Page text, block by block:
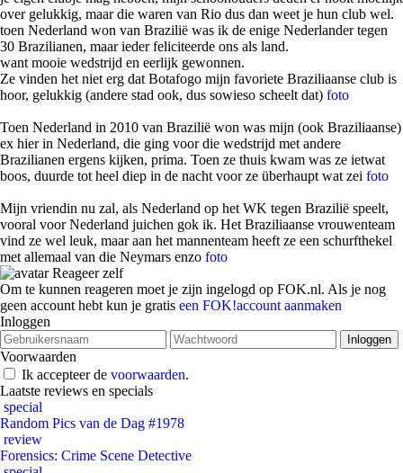
over gelukkig, maar die waren van Rio dus dan weet je hun club wel.
toen Nederland won van Brazilië was ik de enige Nederlander tegen
30 Brazilianen, maar ieder feliciteerde ons als land.
want mooie wedstrijd en eerlijk gewonnen.
Ze vinden het niet erg dat Botafogo mijn favoriete Braziliaanse club is
hoor, gelukkig (andere stad ook, dus sowieso scheelt dat) foto
Toen Nederland in 2010 van Brazilië won was mijn (ook Braziliaanse)
ex hier in Nederland, die ging voor die wedstrijd met andere
Brazilianen ergens kijken, prima. Toen ze thuis kwam was ze ietwat
boos, duurde tot heel diep in de nacht voor ze überhaupt wat zei foto
Mijn vriendin nu zal, als Nederland op het WK tegen Brazilië speelt,
vooral voor Nederland juichen gok ik. Het Braziliaanse vrouwenteam
vind ze wel leuk, maar aan het mannenteam heeft ze een schurfthekel
met allemaal van die Neymars enzo foto
Reageer zelf
Om te kunnen reageren moet je zijn ingelogd op FOK.nl. Als je nog
geen account hebt kun je gratis een FOK!account aanmaken
Inloggen
Voorwaarden
Ik accepteer de voorwaarden.
Laatste reviews en specials
special
Random Pics van de Dag #1978
review
Forensics: Crime Scene Detective